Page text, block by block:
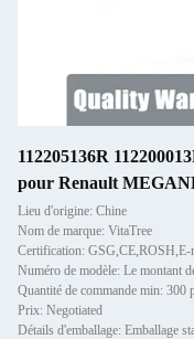
112205136R
pour Renault
Lieu d'origine: Chine
Nom de marque: VitaTree
Certification: GSG,CE,ROSH,E-
Numéro de modèle: Le montant
Quantité de commande min: 300
Prix: Negotiated
Détails d'emballage: Emballage